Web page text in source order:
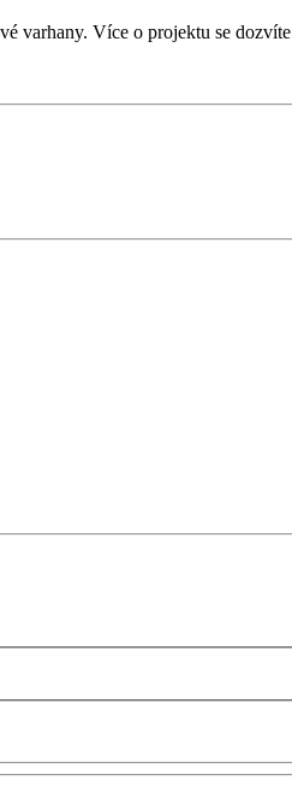
varhany. Více o projektu se dozvíte